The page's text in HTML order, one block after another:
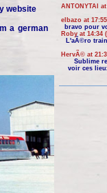
website
a german
ANTONYTAI
elbazo at
bravo pour
Roby at 14:34
L'aÃ©ro
HervÃ© at
Sublime
voir ces